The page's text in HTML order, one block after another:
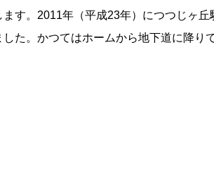
ます。2011年（平成23年）につつじヶ
した。かつてはホームから地下道に降り